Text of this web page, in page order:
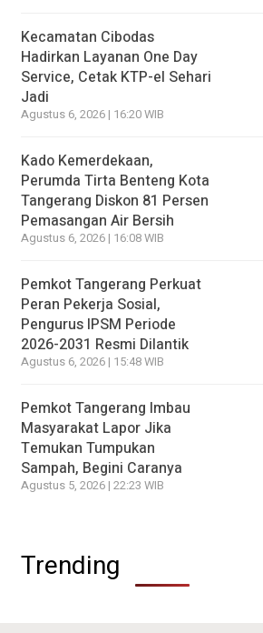
Kecamatan Cibodas
Hadirkan Layanan One Day
Service, Cetak KTP-el Sehari
Jadi
Agustus 6, 2026 | 16:20 WIB
Kado Kemerdekaan,
Perumda Tirta Benteng Kota
Tangerang Diskon 81 Persen
Pemasangan Air Bersih
Agustus 6, 2026 | 16:08 WIB
Pemkot Tangerang Perkuat
Peran Pekerja Sosial,
Pengurus IPSM Periode
2026-2031 Resmi Dilantik
Agustus 6, 2026 | 15:48 WIB
Pemkot Tangerang Imbau
Masyarakat Lapor Jika
Temukan Tumpukan
Sampah, Begini Caranya
Agustus 5, 2026 | 22:23 WIB
Trending